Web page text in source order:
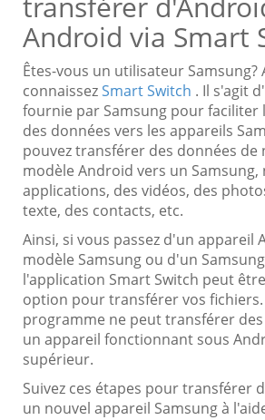
Android via Smart
Êtes-vous un utilisateur Samsung?
connaissezSmart Switch . Il s'agit
fournie par Samsung pour faciliter
des données vers les appareils
pouvez transférer des données
modèle Android vers un
applications, des vidéos, des
texte, des contacts, etc.
Ainsi, si vous passez d'un appareil
modèle Samsung ou d'un
l'application Smart Switch peut
option pour transférer vos fichiers.
programme ne peut transférer
un appareil fonctionnant sous
supérieur.
Suivez ces étapes pour transférer
un nouvel appareil Samsung à